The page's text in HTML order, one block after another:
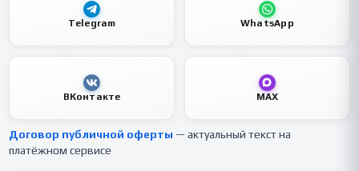
Telegram WhatsApp
ВКонтакте MAX
Договор публичной оферты — актуальный текст на
платёжном сервисе